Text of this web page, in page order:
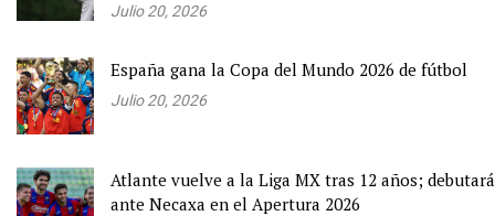
Julio 20, 2026
España gana la Copa del Mundo 2026 de fútbol
Julio 20, 2026
Atlante vuelve a la Liga MX tras 12 años; debutará
ante Necaxa en el Apertura 2026